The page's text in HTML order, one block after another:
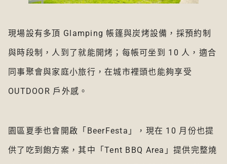
現場設有多頂 Glamping 帳篷與炭烤設備，採預約制
與時段制，人到了就能開烤；每帳可坐到 10 人，適合
同事聚會與家庭小旅行，在城市裡頭也能夠享受
OUTDOOR 戶外感。
園區夏季也會開啟「BeerFesta」，現在 10 月份也提
供了吃到飽方案，其中「Tent BBQ Area」提供完整燒